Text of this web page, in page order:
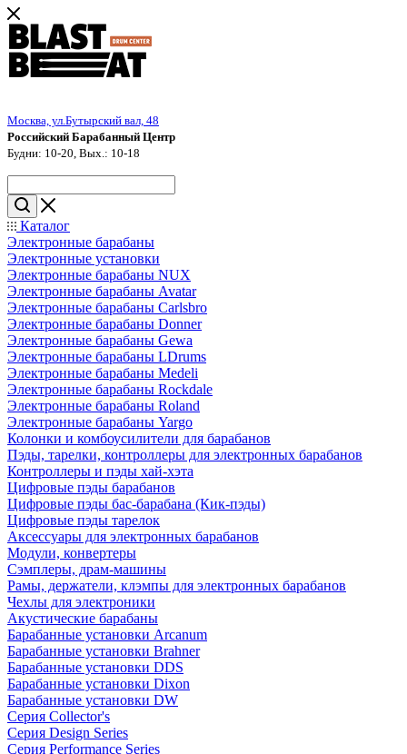
Москва, ул.Бутырский вал, 48
Российский Барабанный Центр
Будни: 10-20, Вых.: 10-18
Каталог
Электронные барабаны
Электронные установки
Электронные барабаны NUX
Электронные барабаны Avatar
Электронные барабаны Carlsbro
Электронные барабаны Donner
Электронные барабаны Gewa
Электронные барабаны LDrums
Электронные барабаны Medeli
Электронные барабаны Rockdale
Электронные барабаны Roland
Электронные барабаны Yargo
Колонки и комбоусилители для барабанов
Пэды, тарелки, контроллеры для электронных барабанов
Контроллеры и пэды хай-хэта
Цифровые пэды барабанов
Цифровые пэды бас-барабана (Кик-пэды)
Цифровые пэды тарелок
Аксессуары для электронных барабанов
Модули, конвертеры
Сэмплеры, драм-машины
Рамы, держатели, клэмпы для электронных барабанов
Чехлы для электроники
Акустические барабаны
Барабанные установки Arcanum
Барабанные установки Brahner
Барабанные установки DDS
Барабанные установки Dixon
Барабанные установки DW
Серия Collector's
Серия Design Series
Серия Performance Series